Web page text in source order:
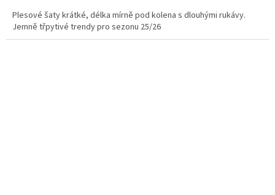
Plesové šaty krátké, délka mírně pod kolena s dlouhými rukávy.
Jemně třpytivé trendy pro sezonu 25/26